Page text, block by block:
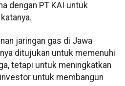
dengan PT KAI untuk
jaringan gas di Jawa
ditujukan untuk memenuhi
tetapi untuk meningkatkan
untuk membangun